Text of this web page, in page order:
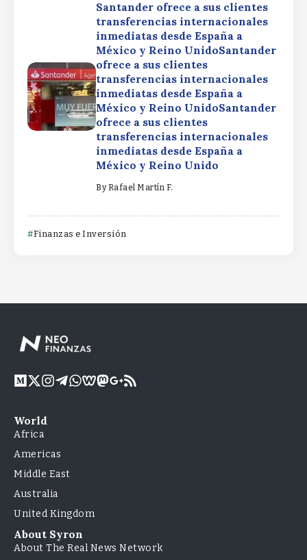
Santander ofrece a sus clientes
transferencias internacionales
inmediatas desde España a
México y Reino UnidoSantander
ofrece a sus clientes
transferencias internacionales
inmediatas desde España a
México y Reino UnidoSantander
ofrece a sus clientes
transferencias internacionales
inmediatas desde España a
México y Reino Unido
By Rafael Martín F.
Finanzas e Inversión
World
Africa
Americas
Middle East
Australia
United Kingdom
About Syron
About The Real News Network